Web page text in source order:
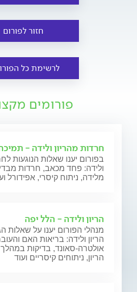
חזור לפורום
לרשימת כל
פורומים
חרדות מהריון ולידה -
בפורום יענו שאלות הנוגעות
ולידה: פחד מכאב, חרדות
מלידה, ניתוח קיסרי, אפידורל
הריון ולידה - הלל יפה
מנהלי הפורום יענו על שאלות
הריון ולידה: בריאות האם
אולטרה-סאונד, בדיקות במהלך
הריון, ניתוחים קיסריים ועוד